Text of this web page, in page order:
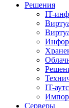
Решения
IT-
IT-
Серверы